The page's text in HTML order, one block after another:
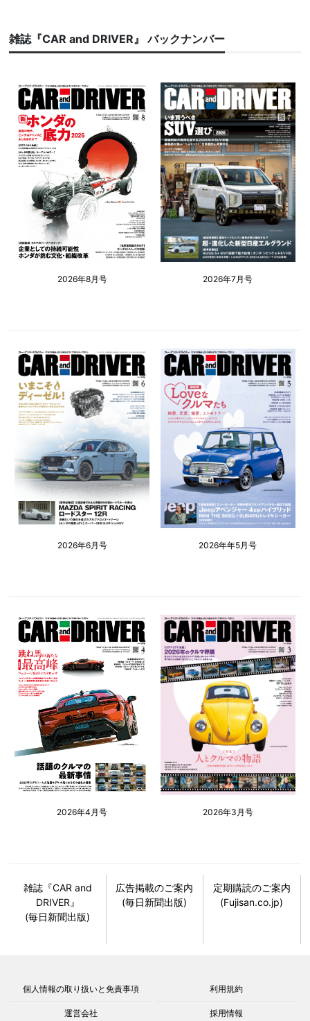
雑誌『CAR and DRIVER』 バックナンバー
2026年8月号 2026年7月号
2026年6月号 2026年年5月号
2026年4月号 2026年3月号
雑誌『CAR and
DRIVER』
(毎日新聞出版)
広告掲載のご案内
(毎日新聞出版)
定期購読のご案内
(Fujisan.co.jp)
個人情報の取り扱いと免責事項 利用規約
運営会社 採用情報